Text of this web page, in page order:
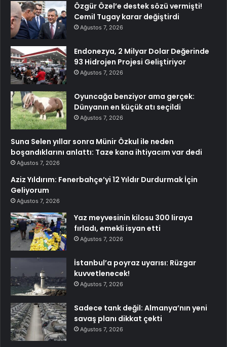
Özgür Özel’e destek sözü vermişti!
Cemil Tugay karar değiştirdi
Ağustos 7, 2026
Endonezya, 2 Milyar Dolar Değerinde
93 Hidrojen Projesi Geliştiriyor
Ağustos 7, 2026
Oyuncağa benziyor ama gerçek:
Dünyanın en küçük atı seçildi
Ağustos 7, 2026
Suna Selen yıllar sonra Münir Özkul ile neden
boşandıklarını anlattı: Taze kana ihtiyacım var dedi
Ağustos 7, 2026
Aziz Yıldırım: Fenerbahçe’yi 12 Yıldır Durdurmak İçin
Geliyorum
Ağustos 7, 2026
Yaz meyvesinin kilosu 300 liraya
fırladı, emekli isyan etti
Ağustos 7, 2026
İstanbul’a poyraz uyarısı: Rüzgar
kuvvetlenecek!
Ağustos 7, 2026
Sadece tank değil: Almanya’nın yeni
savaş planı dikkat çekti
Ağustos 7, 2026